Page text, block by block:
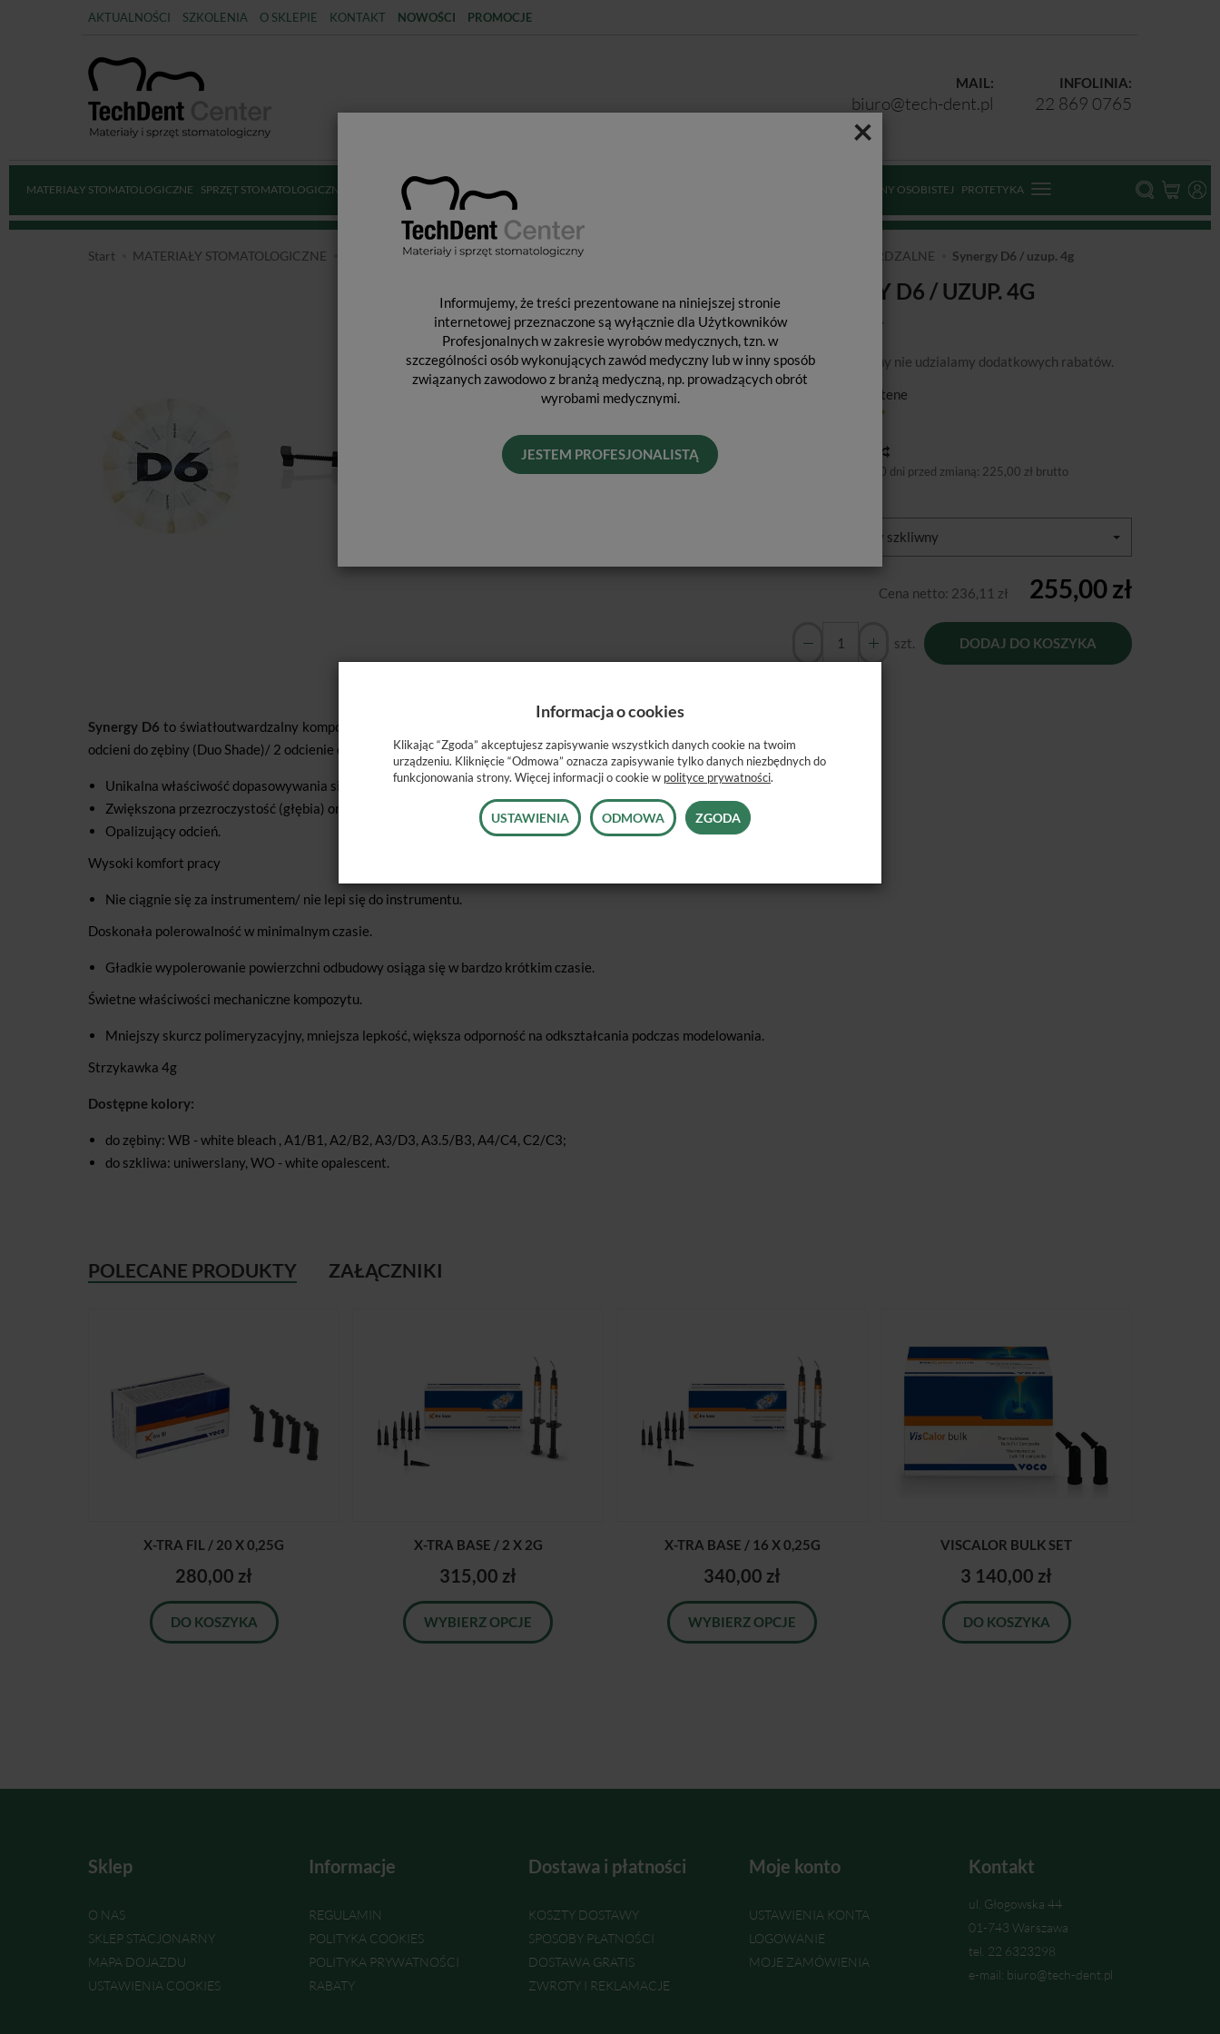
×
Informujemy, że treści prezentowane na niniejszej stronie
internetowej przeznaczone są wyłącznie dla Użytkowników
Profesjonalnych w zakresie wyrobów medycznych, tzn. w
szczególności osób wykonujących zawód medyczny lub w inny sposób
związanych zawodowo z branżą medyczną, np. prowadzących obrót
wyrobami medycznymi.
JESTEM PROFESJONALISTĄ
AKTUALNOŚCI SZKOLENIA O SKLEPIE KONTAKT NOWOŚCI PROMOCJE
INFOLINIA:
22 869 0765
MAIL:
biuro@tech-dent.pl
MATERIAŁY STOMATOLOGICZNE SPRZĘT STOMATOLOGICZNY DEZYNFEKCJA STERYLIZACJA ŚRODKI OCHRONY OSOBISTEJ PROTETYKA
Start MATERIAŁY STOMATOLOGICZNE MATERIAŁY WYPEŁNIAJĄCE I WIĄŻĄCE MATERIAŁY WYPEŁNIENIOWE ŚWIATŁOUTWARDZALNE Synergy D6 / uzup. 4g
SYNERGY D6 / UZUP. 4G
Od podanej ceny nie udzialamy dodatkowych rabatów.
Coltene
Najniższa cena 30 dni przed zmianą: 225,00 zł brutto
uniwerslany szkliwny
Cena netto: 236,11 zł 255,00 zł
szt. DODAJ DO KOSZYKA
Synergy D6 to światłoutwardzalny kompozyt o unikalnych własnościach dopasowania koloru (efekt kameleona)- 6
odcieni do zębiny (Duo Shade)/ 2 odcienie do szkliwa.
Unikalna właściwość dopasowywania się koloru kompozytu do odcienia zęba.
Zwiększona przezroczystość (głębia) oraz nasycenie barwy.
Opalizujący odcień.
Wysoki komfort pracy
Nie ciągnie się za instrumentem/ nie lepi się do instrumentu.
Doskonała polerowalność w minimalnym czasie.
Gładkie wypolerowanie powierzchni odbudowy osiąga się w bardzo krótkim czasie.
Świetne właściwości mechaniczne kompozytu.
Mniejszy skurcz polimeryzacyjny, mniejsza lepkość, większa odporność na odkształcania podczas modelowania.
Strzykawka 4g
Dostępne kolory:
do zębiny: WB - white bleach , A1/B1, A2/B2, A3/D3, A3.5/B3, A4/C4, C2/C3;
do szkliwa: uniwerslany, WO - white opalescent.
POLECANE PRODUKTY ZAŁĄCZNIKI
X-TRA FIL / 20 X 0,25G
280,00 zł
DO KOSZYKA
X-TRA BASE / 2 X 2G
315,00 zł
WYBIERZ OPCJE
X-TRA BASE / 16 X 0,25G
340,00 zł
WYBIERZ OPCJE
VISCALOR BULK SET
3 140,00 zł
DO KOSZYKA
Sklep
O NAS
SKLEP STACJONARNY
MAPA DOJAZDU
USTAWIENIA COOKIES
Informacje
REGULAMIN
POLITYKA COOKIES
POLITYKA PRYWATNOŚCI
RABATY
Dostawa i płatności
KOSZTY DOSTAWY
SPOSOBY PŁATNOŚCI
DOSTAWA GRATIS
ZWROTY I REKLAMACJE
Moje konto
USTAWIENIA KONTA
LOGOWANIE
MOJE ZAMÓWIENIA
Kontakt
ul. Głogowska 44
01-743 Warszawa
tel. 22 6323298
e-mail: biuro@tech-dent.pl
Informacja o cookies
Klikając “Zgoda” akceptujesz zapisywanie wszystkich danych cookie na twoim
urządzeniu. Kliknięcie “Odmowa” oznacza zapisywanie tylko danych niezbędnych do
funkcjonowania strony. Więcej informacji o cookie w polityce prywatności.
USTAWIENIA ODMOWA ZGODA